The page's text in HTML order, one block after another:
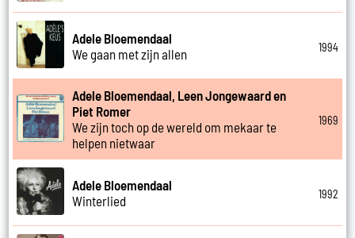
Adele Bloemendaal
We gaan met zijn allen
1994
Adele Bloemendaal, Leen Jongewaard en
Piet Romer
We zijn toch op de wereld om mekaar te
helpen nietwaar
1969
Adele Bloemendaal
Winterlied
1992